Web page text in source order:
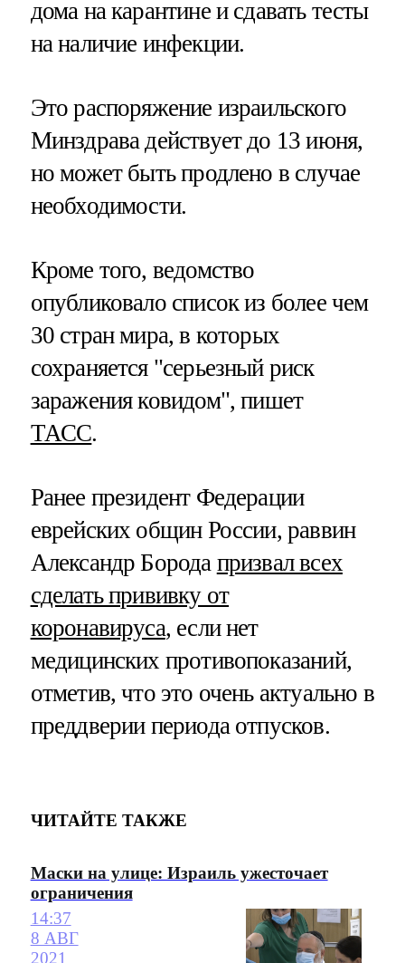
дома на карантине и сдавать тесты
на наличие инфекции.
Это распоряжение израильского
Минздрава действует до 13 июня,
но может быть продлено в случае
необходимости.
Кроме того, ведомство
опубликовало список из более чем
30 стран мира, в которых
сохраняется "серьезный риск
заражения ковидом", пишет
ТАСС.
Ранее президент Федерации
еврейских общин России, раввин
Александр Борода призвал всех
сделать прививку от
коронавируса, если нет
медицинских противопоказаний,
отметив, что это очень актуально в
преддверии периода отпусков.
ЧИТАЙТЕ ТАКЖЕ
Маски на улице: Израиль ужесточает
ограничения
14:37
8 АВГ
2021